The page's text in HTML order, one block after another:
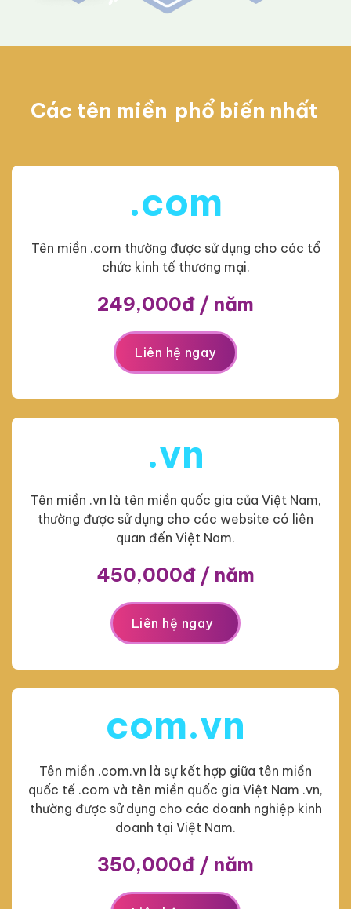
Các tên miền phổ biến nhất
.com
Tên miền .com thường được sử dụng cho các tổ
chức kinh tế thương mại.
249,000đ / năm
Liên hệ ngay
.vn
Tên miền .vn là tên miền quốc gia của Việt Nam,
thường được sử dụng cho các website có liên
quan đến Việt Nam.
450,000đ / năm
Liên hệ ngay
com.vn
Tên miền .com.vn là sự kết hợp giữa tên miền
quốc tế .com và tên miền quốc gia Việt Nam .vn,
thường được sử dụng cho các doanh nghiệp kinh
doanh tại Việt Nam.
350,000đ / năm